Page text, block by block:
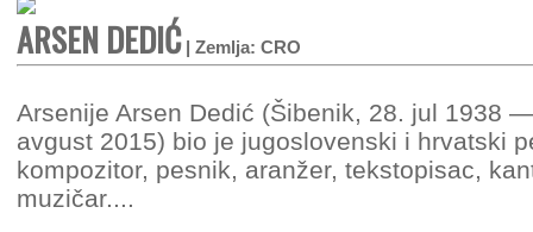
ARSEN DEDIĆ| Zemlja: CRO
Arsenije Arsen Dedić (Šibenik, 28. jul 1938
avgust 2015) bio je jugoslovenski i hrvatski
kompozitor, pesnik, aranžer, tekstopisac,
muzičar....